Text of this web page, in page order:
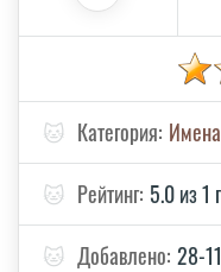
🐱 Категория:
🐱 Рейтинг: 5.0 из 1
🐱 Добавлено: 28-